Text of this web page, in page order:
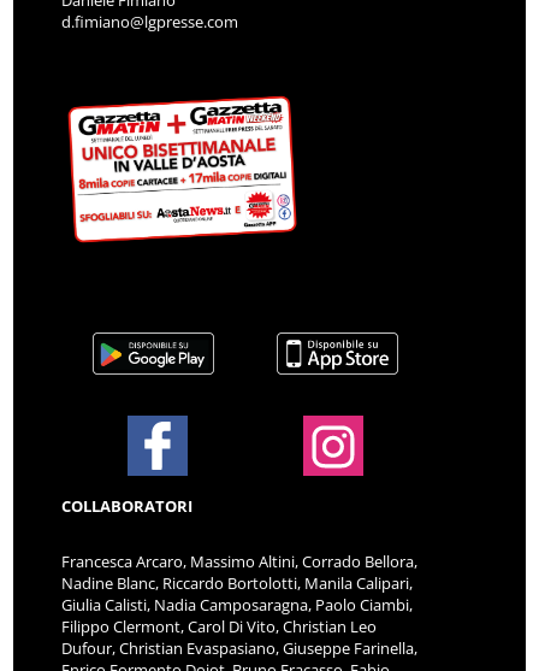
d.fimiano@lgpresse.com
COLLABORATORI
Francesca Arcaro, Massimo Altini, Corrado Bellora,
Nadine Blanc, Riccardo Bortolotti, Manila Calipari,
Giulia Calisti, Nadia Camposaragna, Paolo Ciambi,
Filippo Clermont, Carol Di Vito, Christian Leo
Dufour, Christian Evaspasiano, Giuseppe Farinella,